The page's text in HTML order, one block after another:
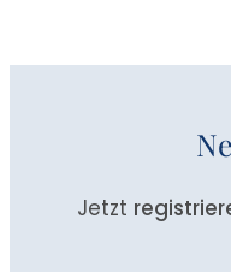
Jetzt